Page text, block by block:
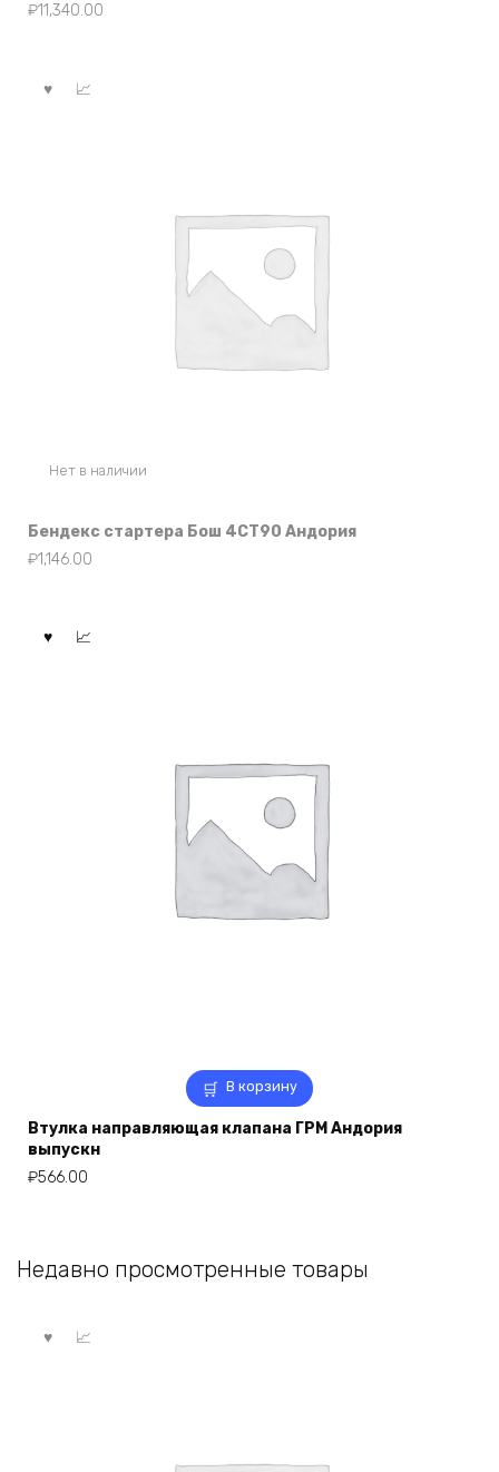
₽11,340.00
Нет в наличии
Бендекс стартера Бош 4СТ90 Андория
₽1,146.00
В корзину
Втулка направляющая клапана ГРМ Андория
выпускн
₽566.00
Недавно просмотренные товары